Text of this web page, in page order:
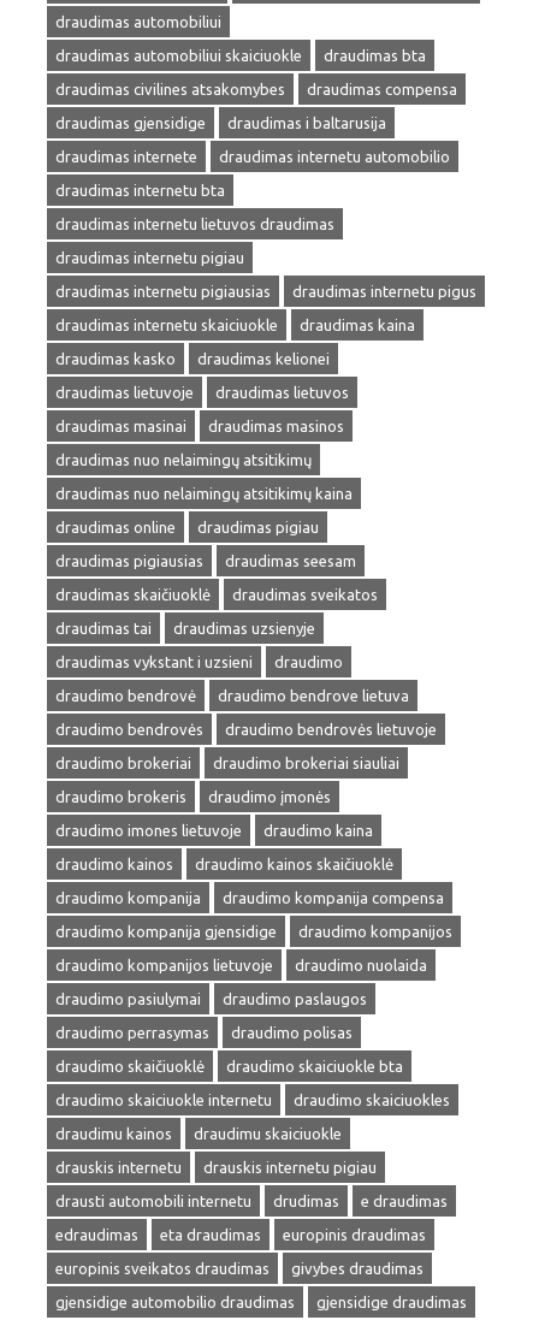
draudimas automobiliui
draudimas automobiliui skaiciuokle
draudimas bta
draudimas civilines atsakomybes
draudimas compensa
draudimas gjensidige
draudimas i baltarusija
draudimas internete
draudimas internetu automobilio
draudimas internetu bta
draudimas internetu lietuvos draudimas
draudimas internetu pigiau
draudimas internetu pigiausias
draudimas internetu pigus
draudimas internetu skaiciuokle
draudimas kaina
draudimas kasko
draudimas kelionei
draudimas lietuvoje
draudimas lietuvos
draudimas masinai
draudimas masinos
draudimas nuo nelaimingų atsitikimų
draudimas nuo nelaimingų atsitikimų kaina
draudimas online
draudimas pigiau
draudimas pigiausias
draudimas seesam
draudimas skaičiuoklė
draudimas sveikatos
draudimas tai
draudimas uzsienyje
draudimas vykstant i uzsieni
draudimo
draudimo bendrovė
draudimo bendrove lietuva
draudimo bendrovės
draudimo bendrovės lietuvoje
draudimo brokeriai
draudimo brokeriai siauliai
draudimo brokeris
draudimo įmonės
draudimo imones lietuvoje
draudimo kaina
draudimo kainos
draudimo kainos skaičiuoklė
draudimo kompanija
draudimo kompanija compensa
draudimo kompanija gjensidige
draudimo kompanijos
draudimo kompanijos lietuvoje
draudimo nuolaida
draudimo pasiulymai
draudimo paslaugos
draudimo perrasymas
draudimo polisas
draudimo skaičiuoklė
draudimo skaiciuokle bta
draudimo skaiciuokle internetu
draudimo skaiciuokles
draudimu kainos
draudimu skaiciuokle
drauskis internetu
drauskis internetu pigiau
drausti automobili internetu
drudimas
e draudimas
edraudimas
eta draudimas
europinis draudimas
europinis sveikatos draudimas
givybes draudimas
gjensidige automobilio draudimas
gjensidige draudimas